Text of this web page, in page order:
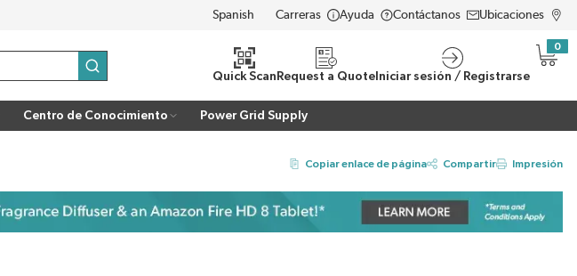
LANGUAGE
Carreras Ayuda Contáctanos Ubicaciones
enviar búsqueda
Quick Scan Request a Quote Iniciar sesión / Registrarse
0
{0}
Centro de Conocimiento Power Grid Supply
Copiar enlace de página Compartir Impresión